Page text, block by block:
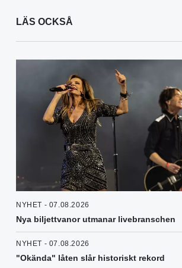
LÄS OCKSÅ
NYHET - 07.08.2026
Nya biljettvanor utmanar livebranschen
NYHET - 07.08.2026
"Okända" låten slår historiskt rekord